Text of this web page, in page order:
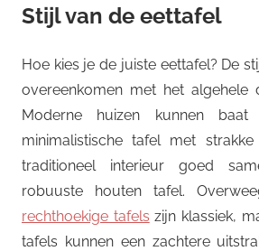
Stijl van de eettafel
Hoe kies je de juiste eettafel? De
overeenkomen met het algehele
Moderne huizen kunnen
minimalistische tafel met
traditioneel interieur goed
robuuste houten tafel.
rechthoekige tafels zijn klassiek,
tafels kunnen een zachtere